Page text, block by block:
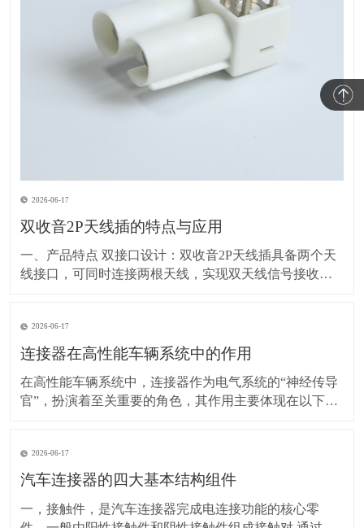
2026-06-17
双收音2P天线插的特点与应用
一、产品特点 双接口设计：双收音2P天线插具备两个天
线接口，可同时连接两根天线，实现双天线信号接收功
插座设计紧凑，易于安装和使用。同时，这种结构也保
证了信号传输的稳定性和可靠性。 兼容
2026-06-17
连接器在高性能车辆系统中的作用
在高性能车辆系统中，连接器作为电气系统的“神经传导
官”，扮演着至关重要的角色，其作用主要体现在以下几
统、灯光、音响等。可靠的电源传输保障这些部件正常
工作，例如点火系统得到稳定电能才能产生足够强的
2026-06-17
汽车连接器的四大基本结构组件
一，接触件，是汽车连接器完成电连接功能的核心零